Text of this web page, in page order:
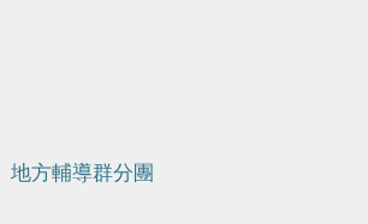
地方輔導群分團